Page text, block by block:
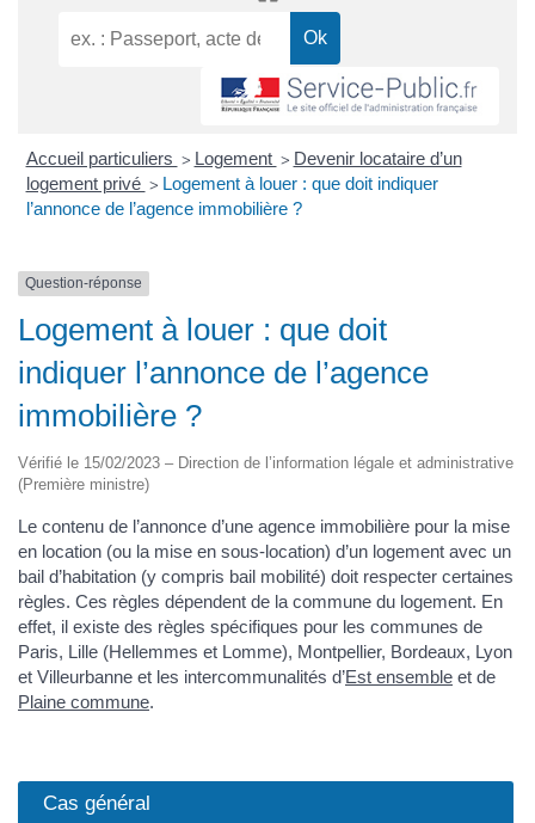
Accueil particuliers > Logement > Devenir locataire d’un
logement privé > Logement à louer : que doit indiquer
l’annonce de l’agence immobilière ?
Question-réponse
Logement à louer : que doit
indiquer l’annonce de l’agence
immobilière ?
Vérifié le 15/02/2023 – Direction de l’information légale et administrative
(Première ministre)
Le contenu de l’annonce d’une agence immobilière pour la mise
en location (ou la mise en sous-location) d’un logement avec un
bail d’habitation (y compris bail mobilité) doit respecter certaines
règles. Ces règles dépendent de la commune du logement. En
effet, il existe des règles spécifiques pour les communes de
Paris, Lille (Hellemmes et Lomme), Montpellier, Bordeaux, Lyon
et Villeurbanne et les intercommunalités d’Est ensemble et de
Plaine commune.
Cas général